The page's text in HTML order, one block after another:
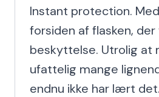
Instant protection.
forsiden af flasken,
beskyttelse. Utrolig at
ufattelig mange
endnu ikke har lært